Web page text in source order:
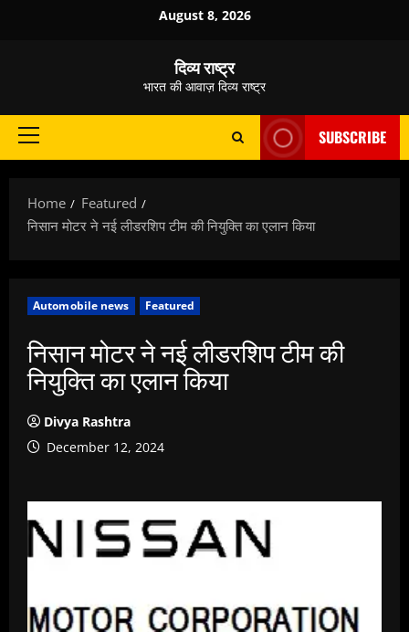
August 8, 2026
दिव्य राष्ट्र
भारत की आवाज़ दिव्य राष्ट्र
Primary
SUBSCRIBE
Home
Featured
निसान मोटर ने नई लीडरशिप टीम की नियुक्ति का एलान किया
Automobile news Featured
निसान मोटर ने नई लीडरशिप टीम की
नियुक्ति का एलान किया
Divya Rashtra
December 12, 2024